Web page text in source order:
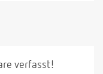
verfasst!